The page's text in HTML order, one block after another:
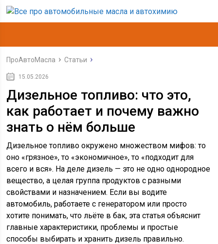
ПроАвтоМасла Статьи
15.05.2026
Дизельное топливо: что это,
как работает и почему важно
знать о нём больше
Дизельное топливо окружено множеством мифов: то
оно «грязное», то «экономичное», то «подходит для
всего и вся». На деле дизель — это не одно однородное
вещество, а целая группа продуктов с разными
свойствами и назначением. Если вы водите
автомобиль, работаете с генератором или просто
хотите понимать, что льёте в бак, эта статья объяснит
главные характеристики, проблемы и простые
способы выбирать и хранить дизель правильно.